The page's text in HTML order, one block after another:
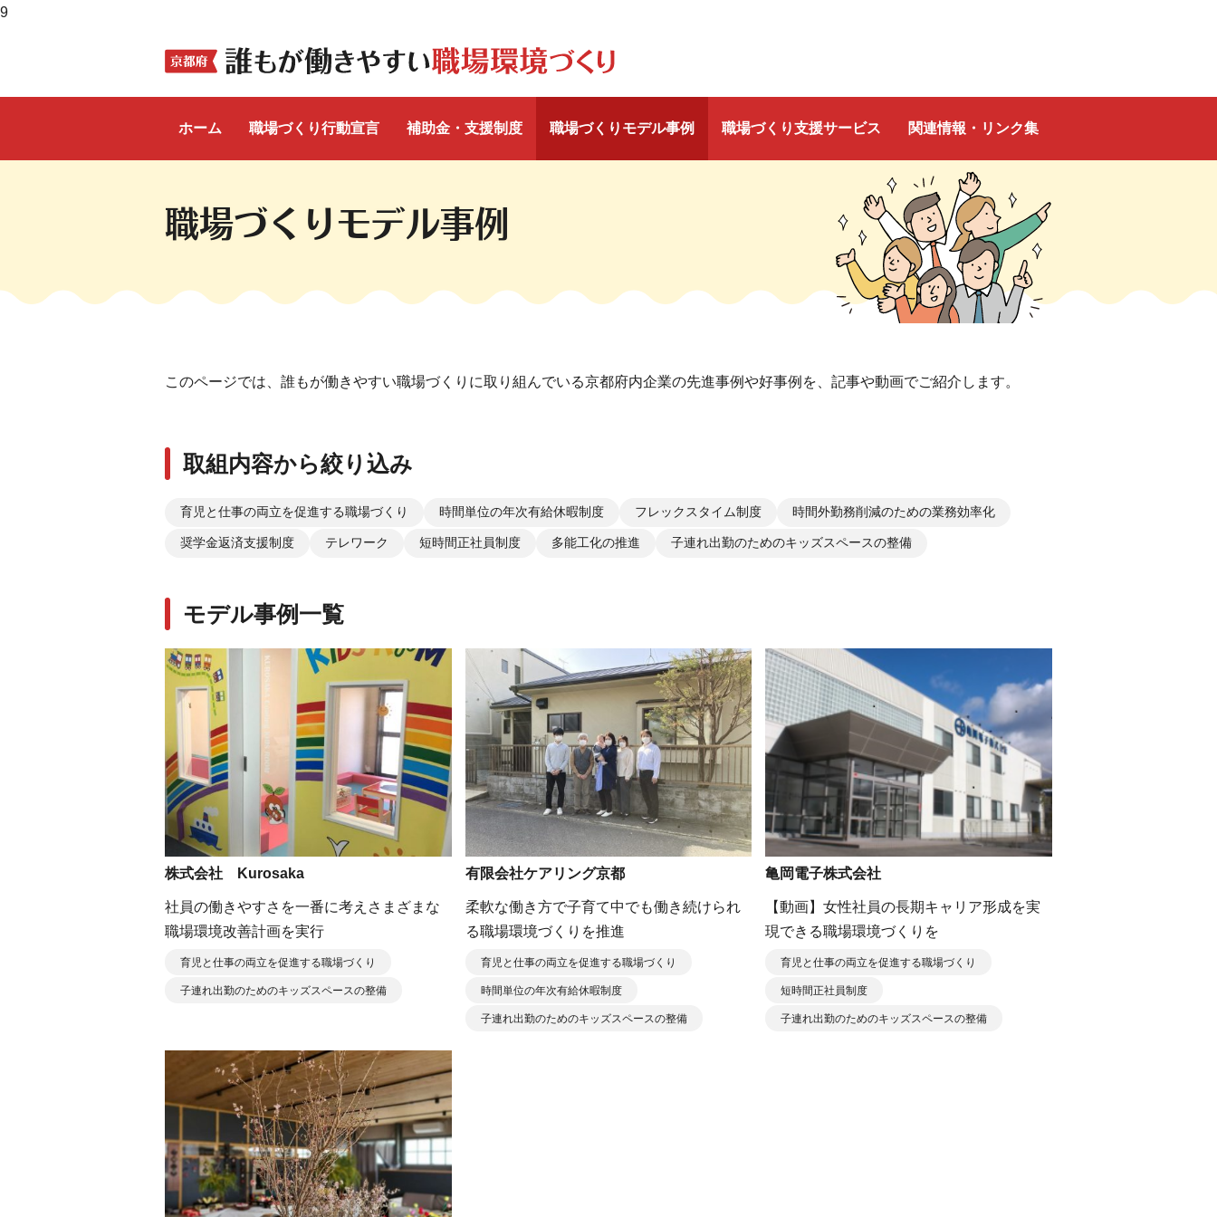
9
ホーム 職場づくり行動宣言 補助金・支援制度 職場づくりモデル事例 職場づくり支援サービス 関連情報・リンク集
職場づくりモデル事例
このページでは、誰もが働きやすい職場づくりに取り組んでいる京都府内企業の先進事例や好事例を、記事や動画でご紹介します。
取組内容から絞り込み
育児と仕事の両立を促進する職場づくり 時間単位の年次有給休暇制度 フレックスタイム制度 時間外勤務削減のための業務効率化
奨学金返済支援制度 テレワーク 短時間正社員制度 多能工化の推進 子連れ出勤のためのキッズスペースの整備
モデル事例一覧
株式会社 Kurosaka
社員の働きやすさを⼀番に考えさまざまな
職場環境改善計画を実⾏
育児と仕事の両立を促進する職場づくり
子連れ出勤のためのキッズスペースの整備
有限会社ケアリング京都
柔軟な働き方で子育て中でも働き続けられ
る職場環境づくりを推進
育児と仕事の両立を促進する職場づくり
時間単位の年次有給休暇制度
子連れ出勤のためのキッズスペースの整備
亀岡電子株式会社
【動画】女性社員の長期キャリア形成を実
現できる職場環境づくりを
育児と仕事の両立を促進する職場づくり
短時間正社員制度
子連れ出勤のためのキッズスペースの整備